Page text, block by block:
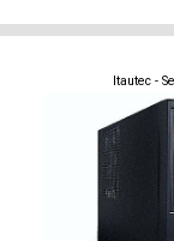
Itautec -